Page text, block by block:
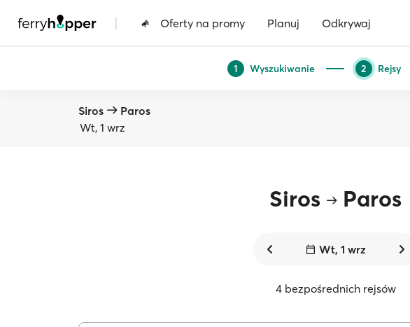
| Oferty na promy Planuj Odkrywaj
1 Wyszukiwanie 2 Rejsy
Siros
Paros
Wt, 1 wrz
Siros Paros
Wt, 1 wrz
4 bezpośrednich rejsów